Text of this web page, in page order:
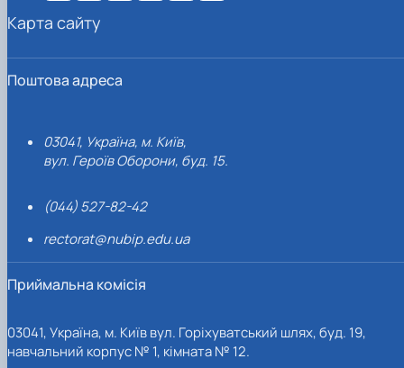
Поштова адреса
03041, Україна, м. Київ,
вул. Героїв Оборони, буд. 15.
(044) 527-82-42
rectorat@nubip.edu.ua
Приймальна комісія
03041, Україна, м. Київ вул. Горіхуватський шлях, буд. 19,
навчальний корпус № 1, кімната № 12.
Карта сайту